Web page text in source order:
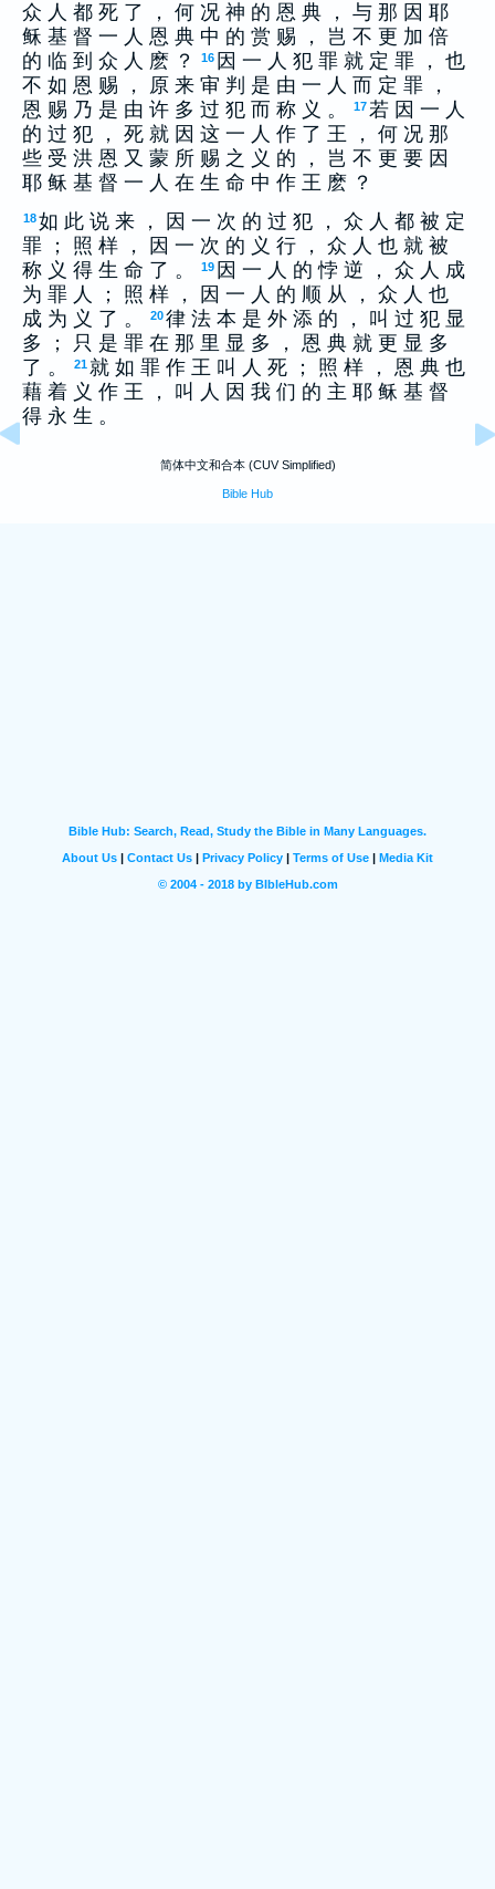
众 人 都 死 了 ， 何 况 神 的 恩 典 ， 与 那 因 耶
稣 基 督 一 人 恩 典 中 的 赏 赐 ， 岂 不 更 加 倍
的 临 到 众 人 麽 ？
16 因 一 人 犯 罪 就 定 罪 ， 也
不 如 恩 赐 ， 原 来 审 判 是 由 一 人 而 定 罪 ，
恩 赐 乃 是 由 许 多 过 犯 而 称 义 。
17若 因 一 人
的 过 犯 ， 死 就 因 这 一 人 作 了 王 ， 何 况 那
些 受 洪 恩 又 蒙 所 赐 之 义 的 ， 岂 不 更 要 因
耶 稣 基 督 一 人 在 生 命 中 作 王 麽 ？
18如 此 说 来 ， 因 一 次 的 过 犯 ， 众 人 都 被 定
罪 ； 照 样 ， 因 一 次 的 义 行 ， 众 人 也 就 被
称 义 得 生 命 了 。
19 因 一 人 的 悖 逆 ， 众 人 成
为 罪 人 ； 照 样 ， 因 一 人 的 顺 从 ， 众 人 也
成 为 义 了 。
20律 法 本 是 外 添 的 ， 叫 过 犯 显
多 ； 只 是 罪 在 那 里 显 多 ， 恩 典 就 更 显 多
了 。
21就 如 罪 作 王 叫 人 死 ； 照 样 ， 恩 典 也
藉 着 义 作 王 ， 叫 人 因 我 们 的 主 耶 稣 基 督
得 永 生 。
简体中文和合本 (CUV Simplified)
Bible Hub